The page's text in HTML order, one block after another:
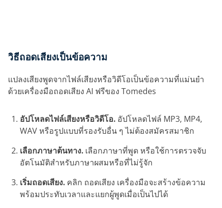
วิธีถอดเสียงเป็นข้อความ
แปลงเสียงพูดจากไฟล์เสียงหรือวิดีโอเป็นข้อความที่แม่นยำ
ด้วยเครื่องมือถอดเสียง AI ฟรีของ Tomedes
อัปโหลดไฟล์เสียงหรือวิดีโอ. อัปโหลดไฟล์ MP3, MP4,
WAV หรือรูปแบบที่รองรับอื่น ๆ ไม่ต้องสมัครสมาชิก
เลือกภาษาต้นทาง. เลือกภาษาที่พูด หรือใช้การตรวจจับ
อัตโนมัติสำหรับภาษาผสมหรือที่ไม่รู้จัก
เริ่มถอดเสียง. คลิก ถอดเสียง เครื่องมือจะสร้างข้อความ
พร้อมประทับเวลาและแยกผู้พูดเมื่อเป็นไปได้